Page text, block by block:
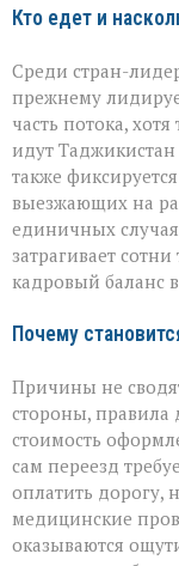
Кто едет и
Среди стран-
прежнему
часть потока,
идут
также
выезжающих на
единичных
затрагивает
кадровый баланс
Почему
Причины не
стороны, правила
стоимость
сам переезд
оплатить дорогу,
медицинские
оказываются